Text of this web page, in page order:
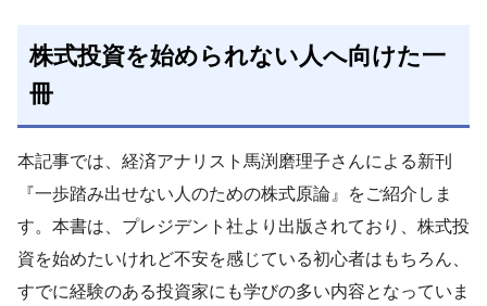
株式投資を始められない人へ向けた一
冊
本記事では、経済アナリスト馬渕磨理子さんによる新刊
『一歩踏み出せない人のための株式原論』をご紹介しま
す。本書は、プレジデント社より出版されており、株式投
資を始めたいけれど不安を感じている初心者はもちろん、
すでに経験のある投資家にも学びの多い内容となっていま